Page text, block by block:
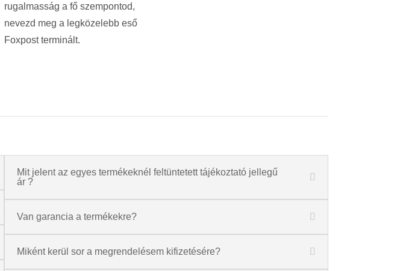
rugalmasság a fő szempontod,
nevezd meg a legközelebb eső
Foxpost terminált.
Mit jelent az egyes termékeknél feltüntetett tájékoztató jellegű
ár ?
Van garancia a termékekre?
Miként kerül sor a megrendelésem kifizetésére?